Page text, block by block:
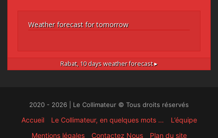
Weather forecast for tomorrow
Rabat, 10 days weather forecast ▸
2020 - 2026 | Le Collimateur © Tous droits réservés
Accueil Le Collimateur, en quelques mots …
L’équipe
Mentions légales
Contactez Nous Plan du site